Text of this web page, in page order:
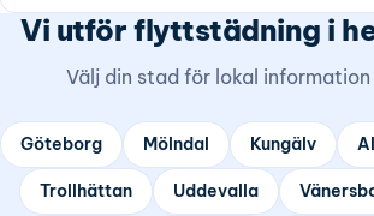
Vi utför flyttstädning i
Välj din stad för lokal
Göteborg Mölndal Kungälv
Trollhättan Uddevalla